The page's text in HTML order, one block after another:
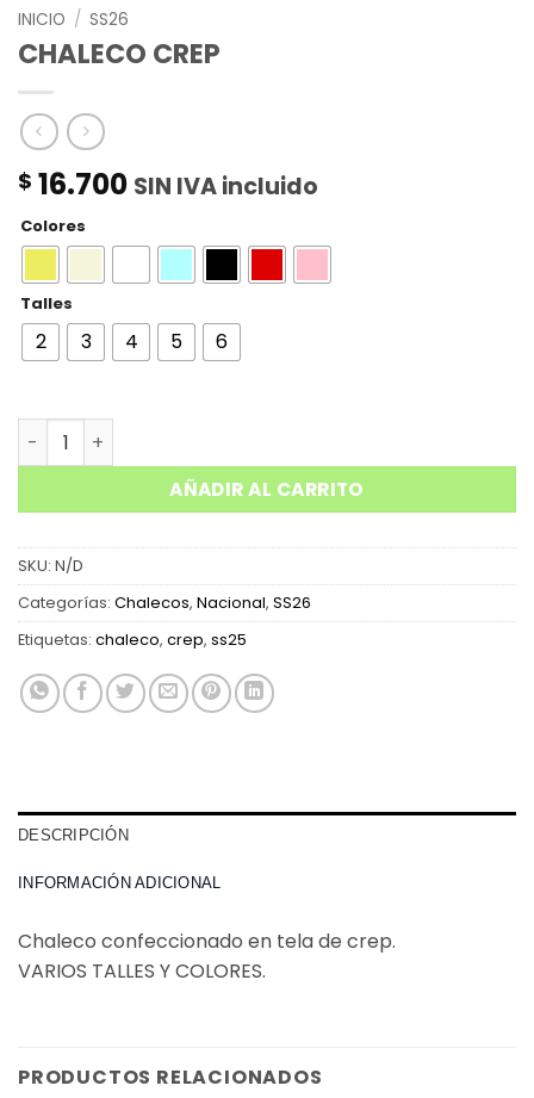
INICIO / SS26
CHALECO CREP
$ 16.700 SIN IVA incluido
Colores
Talles
2 3 4 5 6
CHALECO CREP cantidad
AÑADIR AL CARRITO
SKU: N/D
Categorías: Chalecos, Nacional, SS26
Etiquetas: chaleco, crep, ss25
DESCRIPCIÓN
INFORMACIÓN ADICIONAL
Chaleco confeccionado en tela de crep.
VARIOS TALLES Y COLORES.
PRODUCTOS RELACIONADOS